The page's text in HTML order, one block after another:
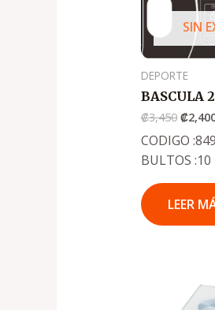
SIN
DEPORTE
BASCULA
₡3,450 ₡
CODIGO
BULTOS :10
LEER
precio